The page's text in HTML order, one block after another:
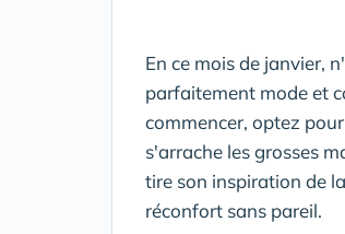
En ce mois de janvier,
parfaitement mode et
commencer, optez
s'arrache les grosses
tire son inspiration de la
réconfort sans pareil.